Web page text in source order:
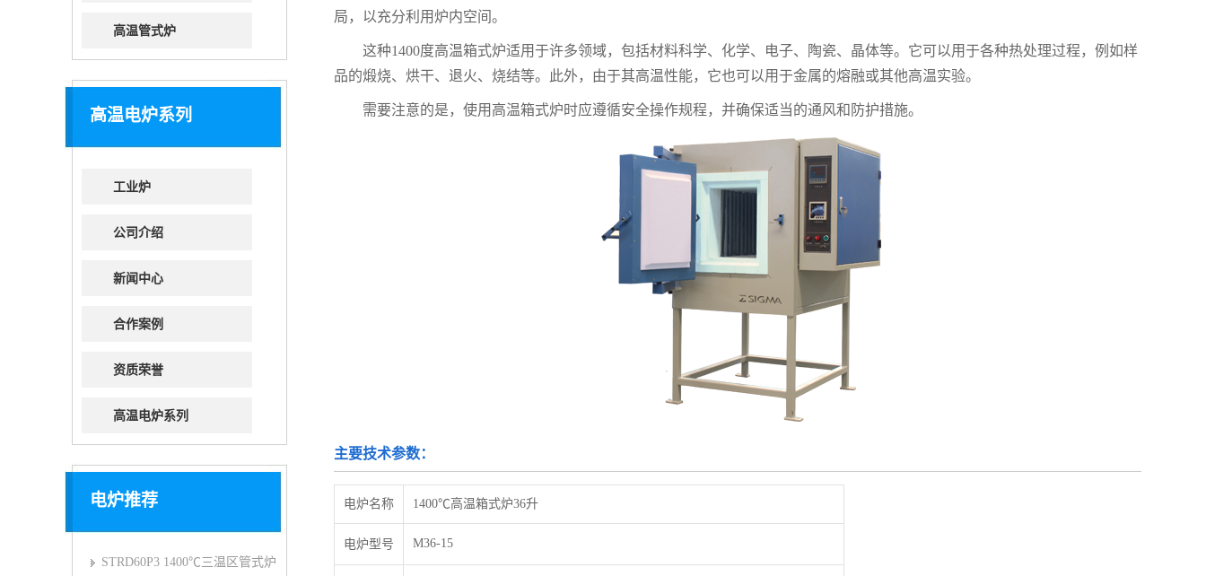
局，以充分利用炉内空间。
这种1400度高温箱式炉适用于许多领域，包括材料科学、化学、电子、陶瓷、晶体等。它可以用于各种热处理过程，例如样
品的煅烧、烘干、退火、烧结等。此外，由于其高温性能，它也可以用于金属的熔融或其他高温实验。
需要注意的是，使用高温箱式炉时应遵循安全操作规程，并确保适当的通风和防护措施。
主要技术参数：
电炉名称 1400℃高温箱式炉36升
电炉型号 M36-15
高温管式炉
高温电炉系列
工业炉
公司介绍
新闻中心
合作案例
资质荣誉
高温电炉系列
电炉推荐
STRD60P3 1400℃三温区管式炉